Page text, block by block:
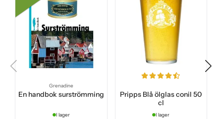
Grenadine
En handbok surströmming
I lager
Pripps Blå ölglas conil 50
cl
I lager